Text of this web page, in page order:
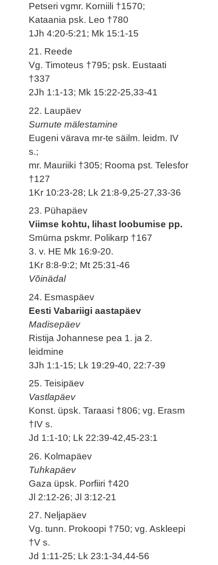
Petseri vgmr. Korniili †1570;
Kataania psk. Leo †780
1Jh 4:20-5:21; Mk 15:1-15
21. Reede
Vg. Timoteus †795; psk. Eustaati
†337
2Jh 1:1-13; Mk 15:22-25,33-41
22. Laupäev
Surnute mälestamine
Eugeni värava mr-te säilm. leidm. IV
s.;
mr. Mauriiki †305; Rooma pst. Telesfor
†127
1Kr 10:23-28; Lk 21:8-9,25-27,33-36
23. Pühapäev
Viimse kohtu, lihast loobumise pp.
Smürna pskmr. Polikarp †167
3. v. HE Mk 16:9-20.
1Kr 8:8-9:2; Mt 25:31-46
Võinädal
24. Esmaspäev
Eesti Vabariigi aastapäev
Madisepäev
Ristija Johannese pea 1. ja 2.
leidmine
3Jh 1:1-15; Lk 19:29-40, 22:7-39
25. Teisipäev
Vastlapäev
Konst. üpsk. Taraasi †806; vg. Erasm
†IV s.
Jd 1:1-10; Lk 22:39-42,45-23:1
26. Kolmapäev
Tuhkapäev
Gaza üpsk. Porfiiri †420
Jl 2:12-26; Jl 3:12-21
27. Neljapäev
Vg. tunn. Prokoopi †750; vg. Askleepi
†V s.
Jd 1:11-25; Lk 23:1-34,44-56